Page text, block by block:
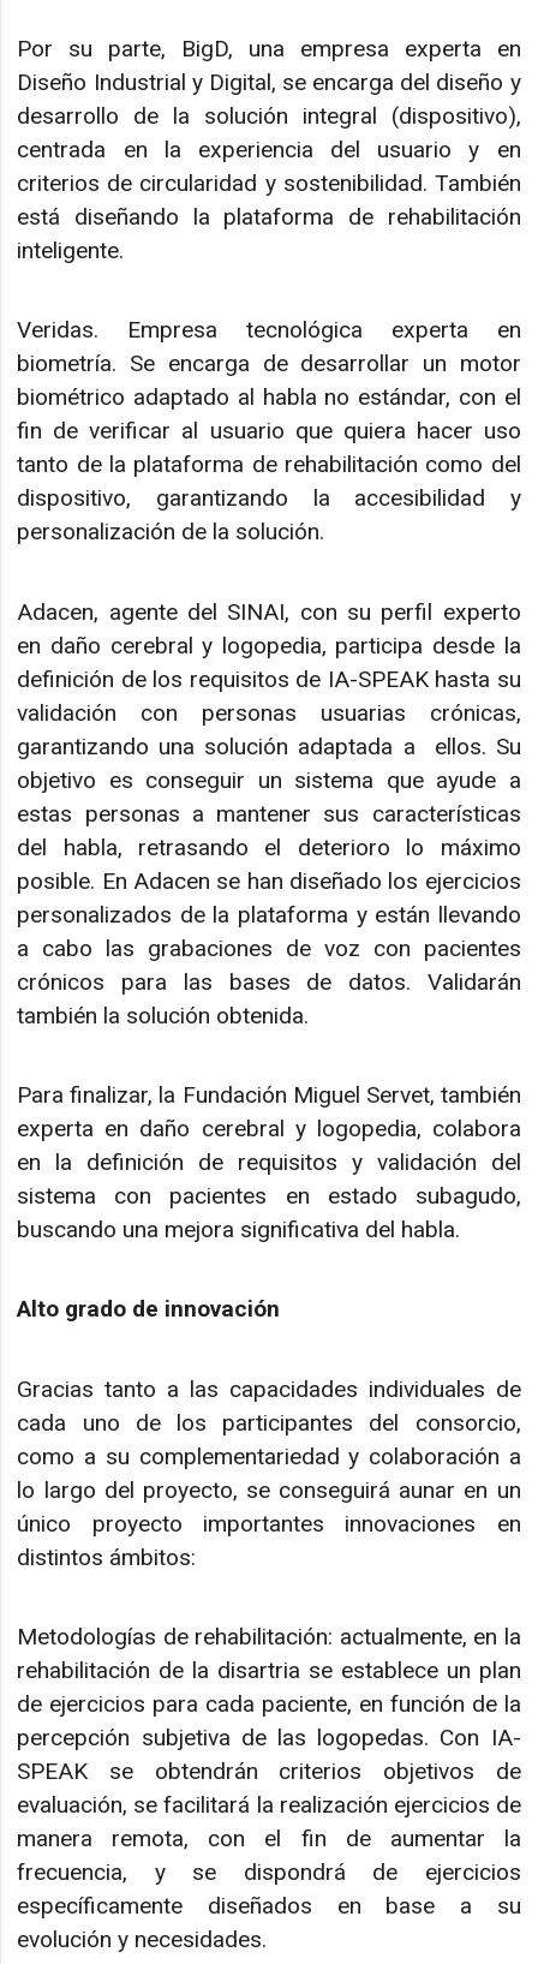
Por su parte, BigD, una empresa experta en
Diseño Industrial y Digital, se encarga del diseño y
desarrollo de la solución integral (dispositivo),
centrada en la experiencia del usuario y en
criterios de circularidad y sostenibilidad. También
está diseñando la plataforma de rehabilitación
inteligente.
Veridas. Empresa tecnológica experta en
biometría. Se encarga de desarrollar un motor
biométrico adaptado al habla no estándar, con el
fin de verificar al usuario que quiera hacer uso
tanto de la plataforma de rehabilitación como del
dispositivo, garantizando la accesibilidad y
personalización de la solución.
Adacen, agente del SINAI, con su perfil experto
en daño cerebral y logopedia, participa desde la
definición de los requisitos de IA-SPEAK hasta su
validación con personas usuarias crónicas,
garantizando una solución adaptada a ellos. Su
objetivo es conseguir un sistema que ayude a
estas personas a mantener sus características
del habla, retrasando el deterioro lo máximo
posible. En Adacen se han diseñado los ejercicios
personalizados de la plataforma y están llevando
a cabo las grabaciones de voz con pacientes
crónicos para las bases de datos. Validarán
también la solución obtenida.
Para finalizar, la Fundación Miguel Servet, también
experta en daño cerebral y logopedia, colabora
en la definición de requisitos y validación del
sistema con pacientes en estado subagudo,
buscando una mejora significativa del habla.
Alto grado de innovación
Gracias tanto a las capacidades individuales de
cada uno de los participantes del consorcio,
como a su complementariedad y colaboración a
lo largo del proyecto, se conseguirá aunar en un
único proyecto importantes innovaciones en
distintos ámbitos:
Metodologías de rehabilitación: actualmente, en la
rehabilitación de la disartria se establece un plan
de ejercicios para cada paciente, en función de la
percepción subjetiva de las logopedas. Con IA-
SPEAK se obtendrán criterios objetivos de
evaluación, se facilitará la realización ejercicios de
manera remota, con el fin de aumentar la
frecuencia, y se dispondrá de ejercicios
específicamente diseñados en base a su
evolución y necesidades.